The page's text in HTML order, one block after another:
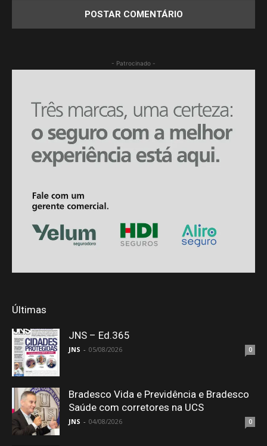
- Patrocinado -
Últimas
JNS – Ed.365
JNS - 05/08/2026 0
Bradesco Vida e Previdência e Bradesco
Saúde com corretores na UCS
JNS - 04/08/2026 0